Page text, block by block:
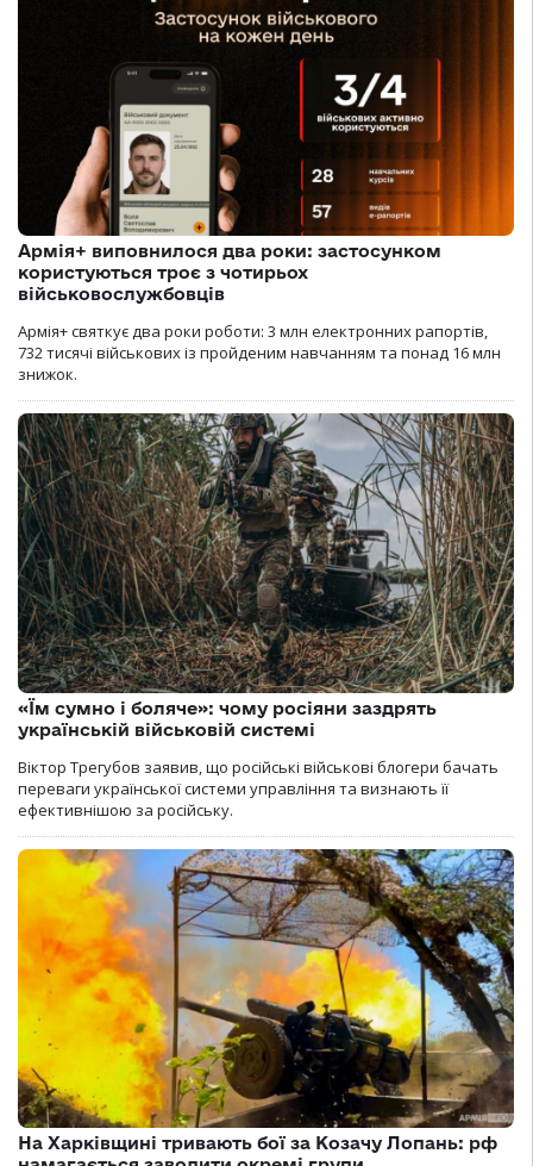
Армія+ виповнилося два роки: застосунком
користуються троє з чотирьох
військовослужбовців
Армія+ святкує два роки роботи: 3 млн електронних рапортів,
732 тисячі військових із пройденим навчанням та понад 16 млн
знижок.
«Їм сумно і боляче»: чому росіяни заздрять
українській військовій системі
Віктор Трегубов заявив, що російські військові блогери бачать
переваги української системи управління та визнають її
ефективнішою за російську.
На Харківщині тривають бої за Козачу Лопань: рф